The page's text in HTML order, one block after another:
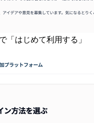
「はじめて利用する」